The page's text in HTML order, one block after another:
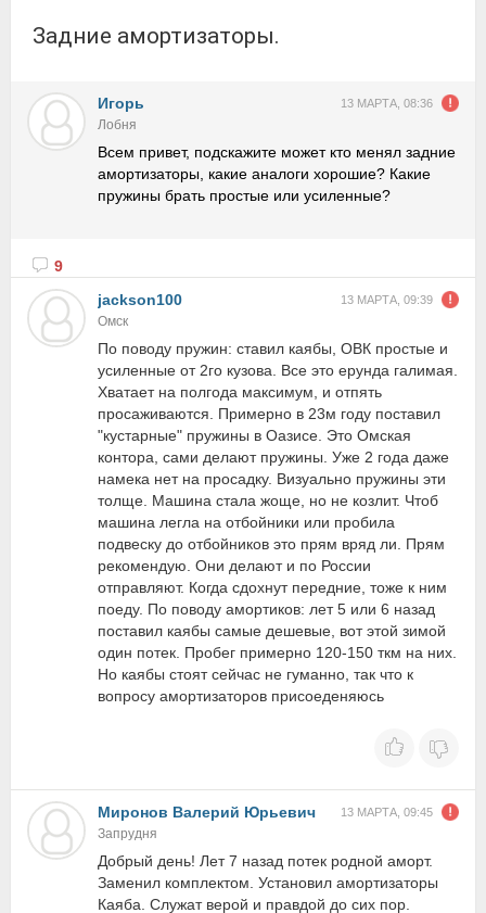
Задние амортизаторы.
Игорь 13 МАРТА, 08:36
Лобня
Всем привет, подскажите может кто менял задние
амортизаторы, какие аналоги хорошие? Какие
пружины брать простые или усиленные?
9
jackson100
13 МАРТА, 09:39
Омск
По поводу пружин: ставил каябы, ОВК простые и
усиленные от 2го кузова. Все это ерунда галимая.
Хватает на полгода максимум, и отпять
просаживаются. Примерно в 23м году поставил
"кустарные" пружины в Оазисе. Это Омская
контора, сами делают пружины. Уже 2 года даже
намека нет на просадку. Визуально пружины эти
толще. Машина стала жоще, но не козлит. Чтоб
машина легла на отбойники или пробила
подвеску до отбойников это прям вряд ли. Прям
рекомендую. Они делают и по России
отправляют. Когда сдохнут передние, тоже к ним
поеду. По поводу амортиков: лет 5 или 6 назад
поставил каябы самые дешевые, вот этой зимой
один потек. Пробег примерно 120-150 ткм на них.
Но каябы стоят сейчас не гуманно, так что к
вопросу амортизаторов присоеденяюсь
Миронов Валерий Юрьевич 13 МАРТА, 09:45
Запрудня
Добрый день! Лет 7 назад потек родной аморт.
Заменил комплектом. Установил амортизаторы
Каяба. Служат верой и правдой до сих пор.